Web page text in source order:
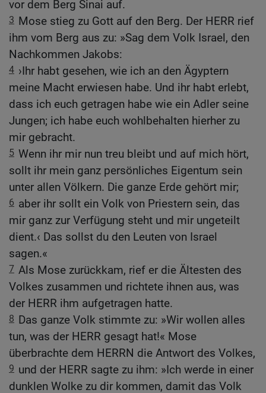
vor dem Berg Sinai auf.
3 Mose stieg zu Gott auf den Berg. Der HERR rief
ihm vom Berg aus zu: »Sag dem Volk Israel, den
Nachkommen Jakobs:
4 ›Ihr habt gesehen, wie ich an den Ägyptern
meine Macht erwiesen habe. Und ihr habt erlebt,
dass ich euch getragen habe wie ein Adler seine
Jungen; ich habe euch wohlbehalten hierher zu
mir gebracht.
5 Wenn ihr mir nun treu bleibt und auf mich hört,
sollt ihr mein ganz persönliches Eigentum sein
unter allen Völkern. Die ganze Erde gehört mir;
6 aber ihr sollt ein Volk von Priestern sein, das
mir ganz zur Verfügung steht und mir ungeteilt
dient.‹ Das sollst du den Leuten von Israel
sagen.«
7 Als Mose zurückkam, rief er die Ältesten des
Volkes zusammen und richtete ihnen aus, was
der HERR ihm aufgetragen hatte.
8 Das ganze Volk stimmte zu: »Wir wollen alles
tun, was der HERR gesagt hat!« Mose
überbrachte dem HERRN die Antwort des Volkes,
9 und der HERR sagte zu ihm: »Ich werde in einer
dunklen Wolke zu dir kommen, damit das Volk